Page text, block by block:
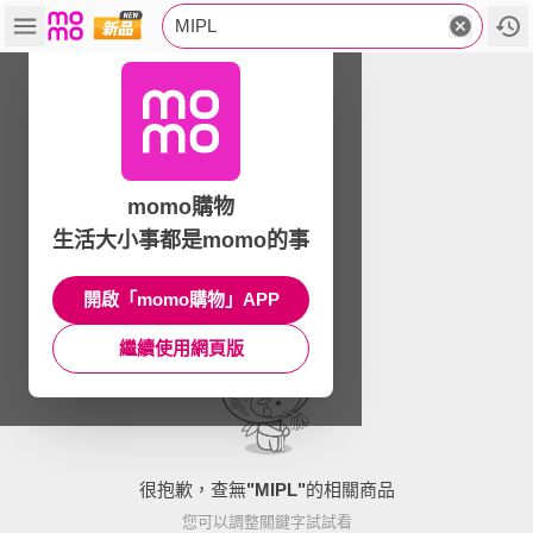
MIPL
很抱歉，查無"MIPL"的相關商品
您可以調整關鍵字試試看
momo購物
生活大小事都是momo的事
開啟「momo購物」APP
繼續使用網頁版